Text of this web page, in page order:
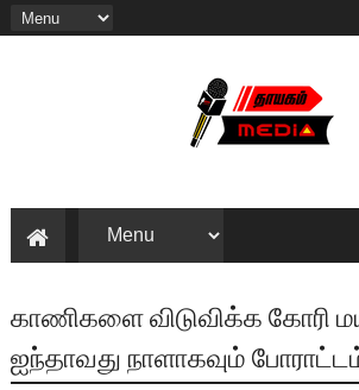
காணிகளை விடுவிக்க கோரி
ஐந்தாவது நாளாகவும்